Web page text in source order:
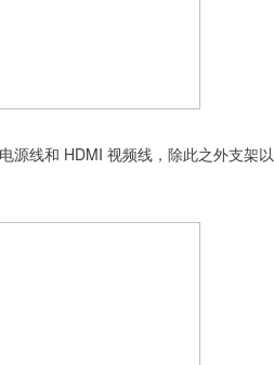
源线和 HDMI 视频线，除此之外支架以